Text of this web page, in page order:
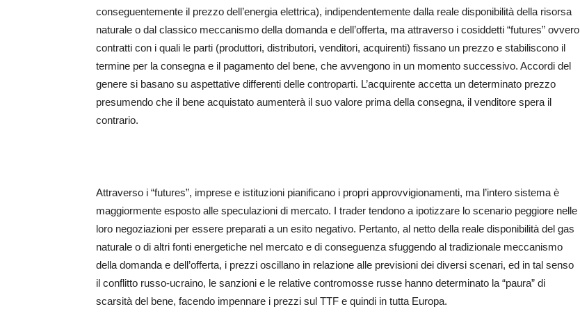
conseguentemente il prezzo dell’energia elettrica), indipendentemente dalla reale disponibilità della risorsa
naturale o dal classico meccanismo della domanda e dell’offerta, ma attraverso i cosiddetti “futures” ovvero
contratti con i quali le parti (produttori, distributori, venditori, acquirenti) fissano un prezzo e stabiliscono il
termine per la consegna e il pagamento del bene, che avvengono in un momento successivo. Accordi del
genere si basano su aspettative differenti delle controparti. L’acquirente accetta un determinato prezzo
presumendo che il bene acquistato aumenterà il suo valore prima della consegna, il venditore spera il
contrario.
Attraverso i “futures”, imprese e istituzioni pianificano i propri approvvigionamenti, ma l’intero sistema è
maggiormente esposto alle speculazioni di mercato. I trader tendono a ipotizzare lo scenario peggiore nelle
loro negoziazioni per essere preparati a un esito negativo. Pertanto, al netto della reale disponibilità del gas
naturale o di altri fonti energetiche nel mercato e di conseguenza sfuggendo al tradizionale meccanismo
della domanda e dell’offerta, i prezzi oscillano in relazione alle previsioni dei diversi scenari, ed in tal senso
il conflitto russo-ucraino, le sanzioni e le relative contromosse russe hanno determinato la “paura” di
scarsità del bene, facendo impennare i prezzi sul TTF e quindi in tutta Europa.